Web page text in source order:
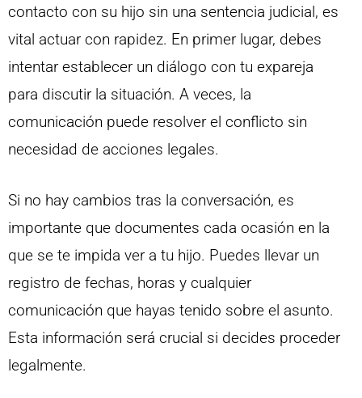
contacto con su hijo sin una sentencia judicial, es
vital actuar con rapidez. En primer lugar, debes
intentar establecer un diálogo con tu expareja
para discutir la situación. A veces, la
comunicación puede resolver el conflicto sin
necesidad de acciones legales.
Si no hay cambios tras la conversación, es
importante que documentes cada ocasión en la
que se te impida ver a tu hijo. Puedes llevar un
registro de fechas, horas y cualquier
comunicación que hayas tenido sobre el asunto.
Esta información será crucial si decides proceder
legalmente.